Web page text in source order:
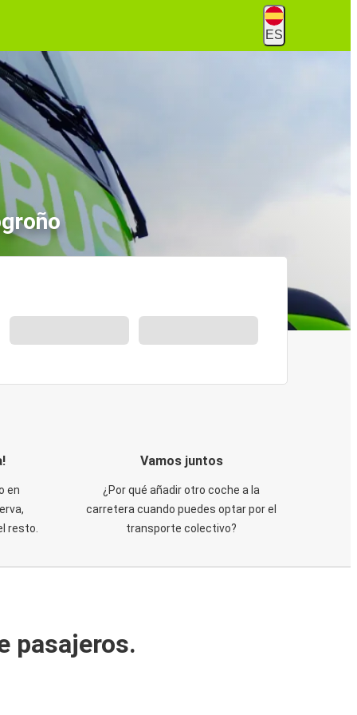
ES
en
resto.
Vamos juntos
¿Por qué añadir otro coche a la
carretera cuando puedes optar por el
transporte colectivo?
pasajeros.